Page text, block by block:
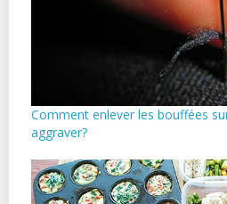
Comment enlever les bouffées
aggraver?